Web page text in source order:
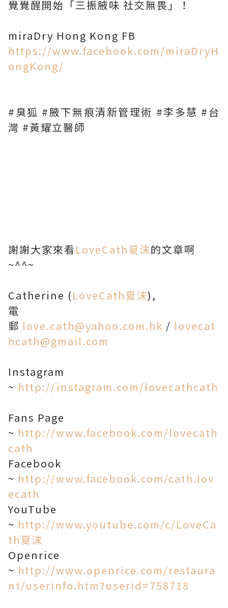
覺覺醒開始「三振腋味 社交無畏」！
miraDry Hong Kong FB
https://www.facebook.com/miraDryH
ongKong/
#臭狐 #腋下無痕清新管理術 #李多慧 #台
灣 #黃耀立醫師
謝謝大家來看LoveCath夏沫的文章啊
~^^~
Catherine (LoveCath夏沫),
電
郵 love.cath@yahoo.com.hk / lovecat
hcath@gmail.com
Instagram
~ http://instagram.com/lovecathcath
Fans Page
~ http://www.facebook.com/lovecath
cath
Facebook
~ http://www.facebook.com/cath.lov
ecath
YouTube
~ http://www.youtube.com/c/LoveCa
th夏沫
Openrice
~ http://www.openrice.com/restaura
nt/userinfo.htm?userid=758718